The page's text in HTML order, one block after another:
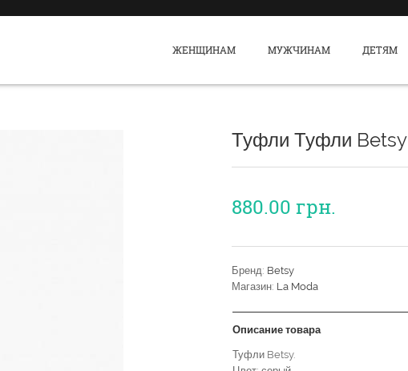
ЖЕНЩИНАМ МУЖЧИНАМ ДЕТЯМ
Туфли Туфли Betsy
880.00 грн.
Бренд: Betsy
Магазин: La Moda
Описание товара
Туфли Betsy.